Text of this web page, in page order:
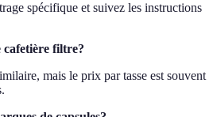
spécifique et suivez les instructions
cafetière filtre?
mais le prix par tasse est souvent